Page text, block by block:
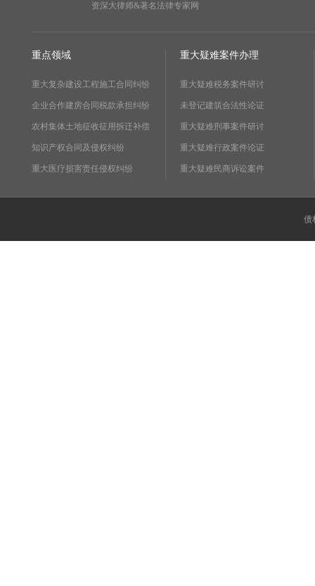
资深大律师&著名法律专家网
重点领域
重大复杂建设工程施工合同纠纷
企业合作建房合同税款承担纠纷
农村集体土地征收征用拆迁补偿
知识产权合同及侵权纠纷
重大医疗损害责任侵权纠纷
重大疑难案件办理
重大疑难税务案件研讨
未登记建筑合法性论证
重大疑难刑事案件研讨
重大疑难行政案件论证
重大疑难民商诉讼案件
债